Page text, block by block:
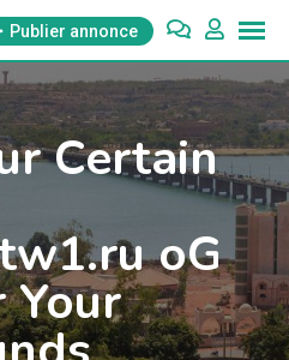
Publier annonce
Certain
oG
Your